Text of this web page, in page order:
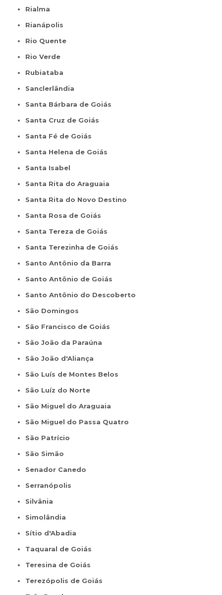
Rialma
Rianápolis
Rio Quente
Rio Verde
Rubiataba
Sanclerlândia
Santa Bárbara de Goiás
Santa Cruz de Goiás
Santa Fé de Goiás
Santa Helena de Goiás
Santa Isabel
Santa Rita do Araguaia
Santa Rita do Novo Destino
Santa Rosa de Goiás
Santa Tereza de Goiás
Santa Terezinha de Goiás
Santo Antônio da Barra
Santo Antônio de Goiás
Santo Antônio do Descoberto
São Domingos
São Francisco de Goiás
São João da Paraúna
São João d'Aliança
São Luís de Montes Belos
São Luíz do Norte
São Miguel do Araguaia
São Miguel do Passa Quatro
São Patrício
São Simão
Senador Canedo
Serranópolis
Silvânia
Simolândia
Sítio d'Abadia
Taquaral de Goiás
Teresina de Goiás
Terezópolis de Goiás